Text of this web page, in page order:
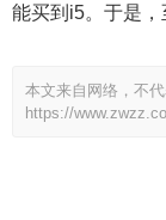
能买到i5。于是，
本文来自网络，不
https://